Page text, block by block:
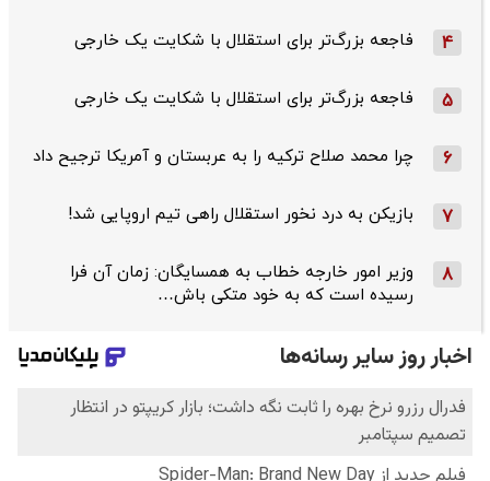
4 فاجعه بزرگ‌تر برای استقلال با شکایت یک خارجی
5 فاجعه بزرگ‌تر برای استقلال با شکایت یک خارجی
6 چرا محمد صلاح ترکیه را به عربستان و آمریکا ترجیح داد
7 بازیکن به درد نخور استقلال راهی تیم اروپایی شد!
8
وزیر امور خارجه خطاب به همسایگان: زمان آن فرا
رسیده است که به خود متکی باش…